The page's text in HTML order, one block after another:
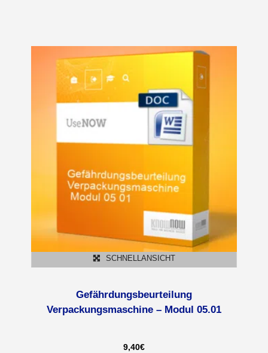
SCHNELLANSICHT
Gefährdungsbeurteilung
Verpackungsmaschine – Modul 05.01
9,40€